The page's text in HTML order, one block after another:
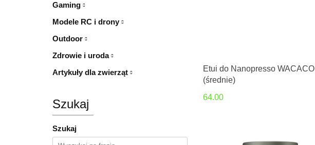
Gaming
Modele RC i drony
Outdoor
Zdrowie i uroda
Artykuły dla zwierząt
Szukaj
Szukaj
Etui do Nanopresso WACACO
(średnie)
64.00